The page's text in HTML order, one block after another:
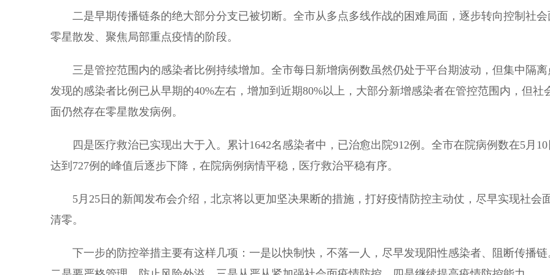
二是早期传播链条的绝大部分分支已被切断。全市从多点多线作战的困难局面，逐步转向控制社会
零星散发、聚焦局部重点疫情的阶段。
三是管控范围内的感染者比例持续增加。全市每日新增病例数虽然仍处于平台期波动，但集中隔离
发现的感染者比例已从早期的40%左右，增加到近期80%以上，大部分新增感染者在管控范围内，但社
面仍然存在零星散发病例。
四是医疗救治已实现出大于入。累计1642名感染者中，已治愈出院912例。全市在院病例数在5月10
达到727例的峰值后逐步下降，在院病例病情平稳，医疗救治平稳有序。
5月25日的新闻发布会介绍，北京将以更加坚决果断的措施，打好疫情防控主动仗，尽早实现社会
清零。
下一步的防控举措主要有这样几项：一是以快制快，不落一人，尽早发现阳性感染者、阻断传播链